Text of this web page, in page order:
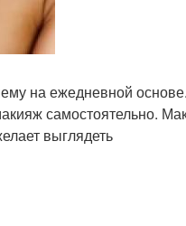
на ежедневной основе.
самостоятельно.
выглядеть